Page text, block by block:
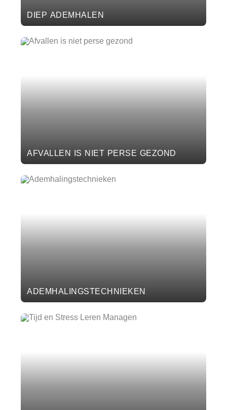
DIEP ADEMHALEN
AFVALLEN IS NIET PERSE GEZOND
ADEMHALINGSTECHNIEKEN